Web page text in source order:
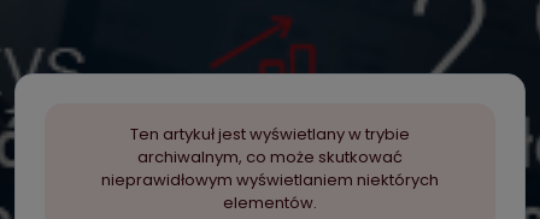
Ten artykuł jest wyświetlany w trybie
archiwalnym, co może skutkować
nieprawidłowym wyświetlaniem niektórych
elementów.